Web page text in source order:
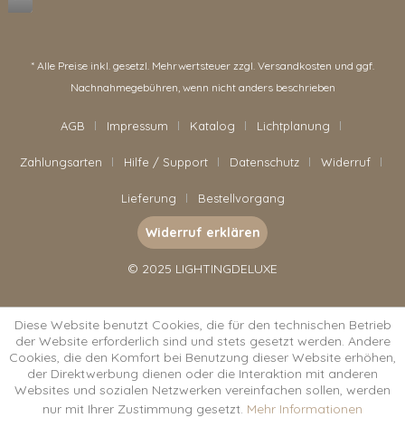
* Alle Preise inkl. gesetzl. Mehrwertsteuer zzgl. Versandkosten und ggf.
Nachnahmegebühren, wenn nicht anders beschrieben
AGB Impressum Katalog Lichtplanung
Zahlungsarten Hilfe / Support Datenschutz Widerruf
Lieferung Bestellvorgang
Widerruf erklären
© 2025 LIGHTINGDELUXE
Diese Website benutzt Cookies, die für den technischen Betrieb
der Website erforderlich sind und stets gesetzt werden. Andere
Cookies, die den Komfort bei Benutzung dieser Website erhöhen,
der Direktwerbung dienen oder die Interaktion mit anderen
Websites und sozialen Netzwerken vereinfachen sollen, werden
nur mit Ihrer Zustimmung gesetzt. Mehr Informationen